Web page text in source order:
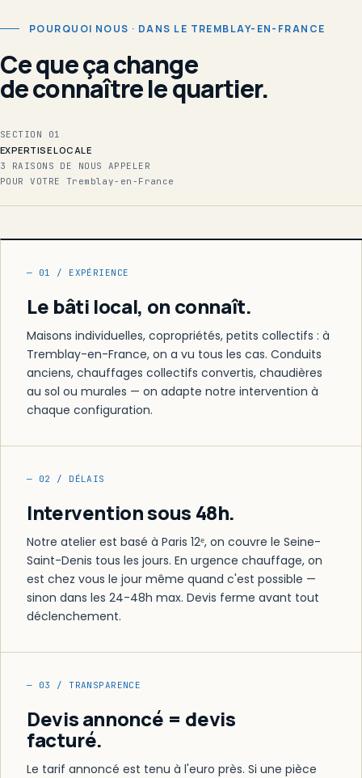
POURQUOI NOUS · DANS LE TREMBLAY-EN-FRANCE
Ce que ça change
de connaître le quartier.
SECTION 01
EXPERTISE LOCALE
3 RAISONS DE NOUS APPELER
POUR VOTRE Tremblay-en-France
— 01 / EXPÉRIENCE
Le bâti local, on connaît.
Maisons individuelles, copropriétés, petits collectifs : à
Tremblay-en-France, on a vu tous les cas. Conduits
anciens, chauffages collectifs convertis, chaudières
au sol ou murales — on adapte notre intervention à
chaque configuration.
— 02 / DÉLAIS
Intervention sous 48h.
Notre atelier est basé à Paris 12ᵉ, on couvre le Seine-
Saint-Denis tous les jours. En urgence chauffage, on
est chez vous le jour même quand c'est possible —
sinon dans les 24-48h max. Devis ferme avant tout
déclenchement.
— 03 / TRANSPARENCE
Devis annoncé = devis
facturé.
Le tarif annoncé est tenu à l'euro près. Si une pièce